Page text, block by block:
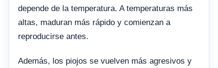
depende de la temperatura. A temperaturas más
altas, maduran más rápido y comienzan a
reproducirse antes.
Además, los piojos se vuelven más agresivos y